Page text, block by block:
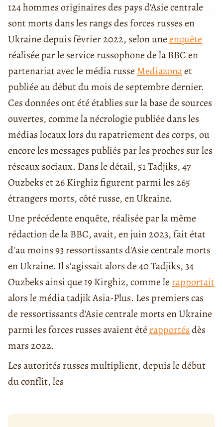
124 hommes originaires des pays d'Asie centrale
sont morts dans les rangs des forces russes en
Ukraine depuis février 2022, selon uneenquête
réalisée par le service russophone de la BBC en
partenariat avec le média russe Mediazonaet
publiée au début du mois de septembre dernier.
Ces données ont été établies sur la base de sources
ouvertes, comme la nécrologie publiée dans les
médias locaux lors du rapatriement des corps, ou
encore les messages publiés par les proches sur les
réseaux sociaux. Dans le détail, 51 Tadjiks, 47
Ouzbeks et 26 Kirghiz figurent parmi les 265
étrangers morts, côté russe, en Ukraine.
Une précédente enquête, réalisée par la même
rédaction de la BBC, avait, en juin 2023, fait état
d'au moins 93 ressortissants d'Asie centrale morts
en Ukraine. Il s'agissait alors de 40 Tadjiks, 34
Ouzbeks ainsi que 19 Kirghiz, comme le rapportait
alors le média tadjik Asia-Plus. Les premiers cas
de ressortissants d'Asie centrale morts en Ukraine
parmi les forces russes avaient été rapportésdès
mars 2022.
Les autorités russes multiplient, depuis le début
du conflit, les